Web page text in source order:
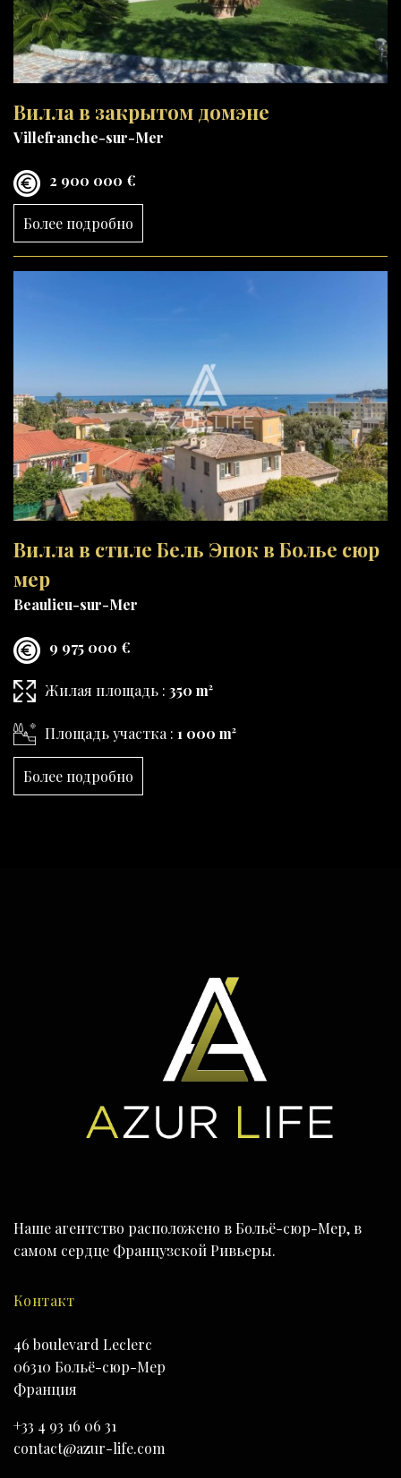
Вилла в закрытом домэне
Villefranche-sur-Mer
2 900 000 €
Более подробно
Вилла в стиле Бель Эпок в Болье сюр
мер
Beaulieu-sur-Mer
9 975 000 €
Жилая площадь : 350 m²
Площадь участка : 1 000 m²
Более подробно
Наше агентство расположено в Больё-сюр-Мер, в
самом сердце Французской Ривьеры.
Контакт
46 boulevard Leclerc
06310 Больё-сюр-Мер
Франция
+33 4 93 16 06 31
contact@azur-life.com